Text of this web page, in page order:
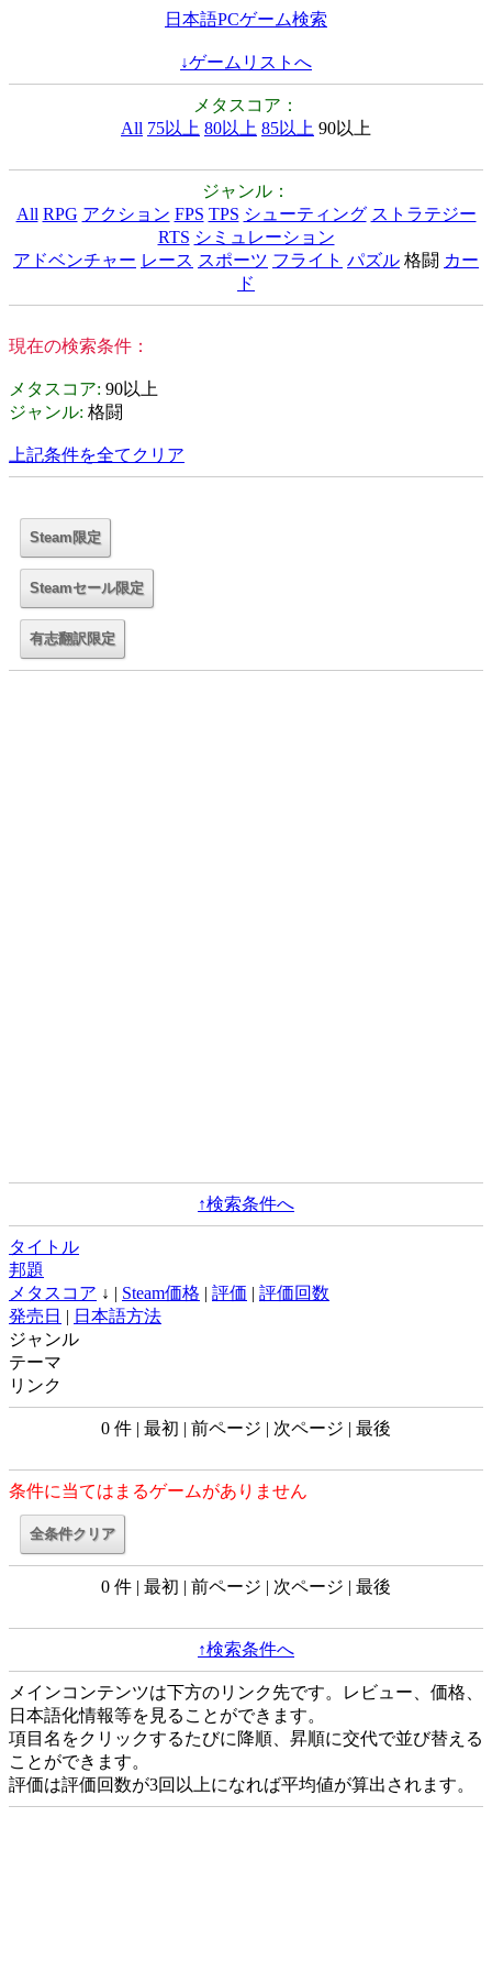
日本語PCゲーム検索
↓ゲームリストへ
メタスコア：
All 75以上 80以上 85以上 90以上
ジャンル：
All RPG アクション FPS TPS シューティング ストラテジー
RTS シミュレーション
アドベンチャー レース スポーツ フライト パズル 格闘 カー
ド
現在の検索条件：
メタスコア: 90以上
ジャンル: 格闘
上記条件を全てクリア
↑検索条件へ
タイトル
邦題
メタスコア ↓ | Steam価格 | 評価 | 評価回数
発売日 | 日本語方法
ジャンル
テーマ
リンク
0 件 | 最初 | 前ページ | 次ページ | 最後
条件に当てはまるゲームがありません
0 件 | 最初 | 前ページ | 次ページ | 最後
↑検索条件へ
メインコンテンツは下方のリンク先です。レビュー、価格、
日本語化情報等を見ることができます。
項目名をクリックするたびに降順、昇順に交代で並び替える
ことができます。
評価は評価回数が3回以上になれば平均値が算出されます。